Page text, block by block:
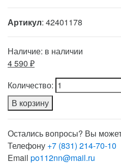
Артикул: 42401178
Наличие: в наличии
4 590 ₽
Количество:
В корзину
Остались вопросы? Вы
Телефону +7 (831) 214-70-10
Email po112nn@mail.ru